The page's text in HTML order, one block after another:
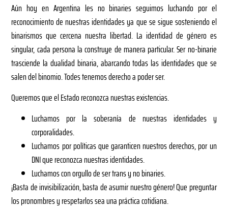
Aún hoy en Argentina les no binaries seguimos luchando por el
reconocimiento de nuestras identidades ya que se sigue sosteniendo el
binarismos que cercena nuestra libertad. La identidad de género es
singular, cada persona la construye de manera particular. Ser no-binarie
trasciende la dualidad binaria, abarcando todas las identidades que se
salen del binomio. Todes tenemos derecho a poder ser.
Queremos que el Estado reconozca nuestras existencias.
Luchamos por la soberanía de nuestras identidades y
corporalidades.
Luchamos por políticas que garanticen nuestros derechos, por un
DNI que reconozca nuestras identidades.
Luchamos con orgullo de ser trans y no binaries.
¡Basta de invisibilización, basta de asumir nuestro género! Que preguntar
los pronombres y respetarlos sea una práctica cotidiana.